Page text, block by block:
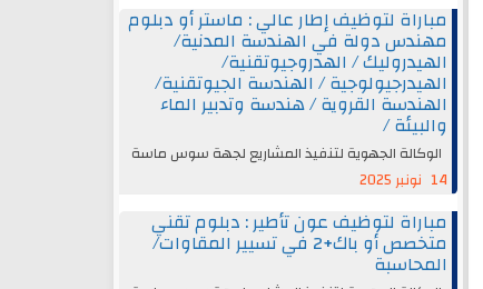
مباراة لتوظيف إطار عالي : ماستر أو دبلوم
مهندس دولة في الهندسة المدنية/
الهيدروليك / الهدروجيوتقنية/
الهيدرجيولوجية / الهندسة الجيوتقنية/
الهندسة القروية / هندسة وتدبير الماء
والبيئة /
الوكالة الجهوية لتنفيذ المشاريع لجهة سوس ماسة
14 نونبر 2025
مباراة لتوظيف عون تأطير : دبلوم تقني
متخصص أو باك+2 في تسيير المقاوات/
المحاسبة